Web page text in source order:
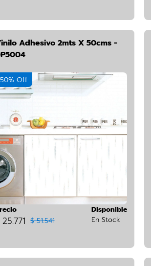
Adhesivo 2mts X 50cms -
50% Off
$ 51.541
Disponible
En Stock